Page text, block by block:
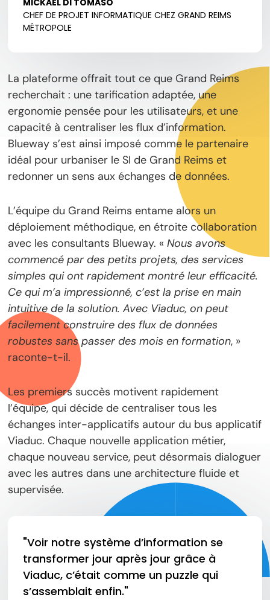
MICKAEL DI TOMASO
CHEF DE PROJET INFORMATIQUE CHEZ GRAND REIMS
MÉTROPOLE
La plateforme offrait tout ce que Grand Reims
recherchait : une tarification adaptée, une
ergonomie pensée pour les utilisateurs, et une
capacité à centraliser les flux d’information.
Blueway s’est ainsi imposé comme le partenaire
idéal pour urbaniser le SI de Grand Reims et
redonner un sens aux échanges de données.
L’équipe du Grand Reims entame alors un
déploiement méthodique, en étroite collaboration
avec les consultants Blueway. «Nous avons
commencé par des petits projets, des services
simples qui ont rapidement montré leur efficacité.
Ce qui m’a impressionné, c’est la prise en main
intuitive de la solution. Avec Viaduc, on peut
facilement construire des flux de données
robustes sans passer des mois en formation, »
raconte-t-il.
Les premiers succès motivent rapidement
l’équipe, qui décide de centraliser tous les
échanges inter-applicatifs autour du bus applicatif
Viaduc. Chaque nouvelle application métier,
chaque nouveau service, peut désormais dialoguer
avec les autres dans une architecture fluide et
supervisée.
"Voir notre système d’information se
transformer jour après jour grâce à
Viaduc, c’était comme un puzzle qui
s’assemblait enfin."